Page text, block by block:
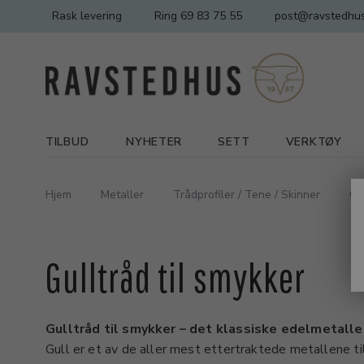
Rask levering Ring 69 83 75 55
TILBUD NYHETER SETT VERKTØY
Hjem Metaller Trådprofiler / Tene / Skinner
Gulltråd til smykker
Gulltråd til smykker – det klassiske
Gull er et av de aller mest ettertraktede metallene til